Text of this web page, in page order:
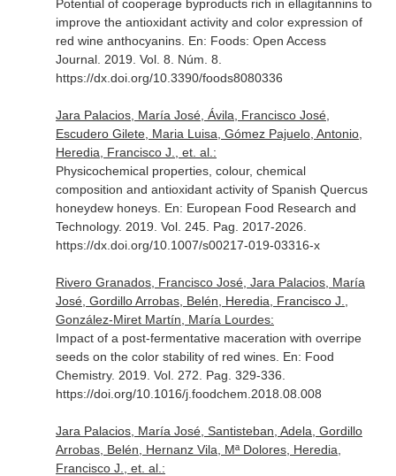
Potential of cooperage byproducts rich in ellagitannins to
improve the antioxidant activity and color expression of
red wine anthocyanins. En: Foods: Open Access
Journal. 2019. Vol. 8. Núm. 8.
https://dx.doi.org/10.3390/foods8080336
Jara Palacios, María José, Ávila, Francisco José,
Escudero Gilete, Maria Luisa, Gómez Pajuelo, Antonio,
Heredia, Francisco J., et. al.:
Physicochemical properties, colour, chemical
composition and antioxidant activity of Spanish Quercus
honeydew honeys. En: European Food Research and
Technology. 2019. Vol. 245. Pag. 2017-2026.
https://dx.doi.org/10.1007/s00217-019-03316-x
Rivero Granados, Francisco José, Jara Palacios, María
José, Gordillo Arrobas, Belén, Heredia, Francisco J.,
González-Miret Martín, María Lourdes:
Impact of a post-fermentative maceration with overripe
seeds on the color stability of red wines. En: Food
Chemistry. 2019. Vol. 272. Pag. 329-336.
https://doi.org/10.1016/j.foodchem.2018.08.008
Jara Palacios, María José, Santisteban, Adela, Gordillo
Arrobas, Belén, Hernanz Vila, Mª Dolores, Heredia,
Francisco J., et. al.: